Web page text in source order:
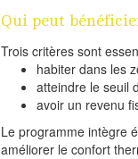
Qui peut
Trois critères sont
habiter dans les
atteindre le seuil
avoir un revenu
Le programme intègre
améliorer le confort